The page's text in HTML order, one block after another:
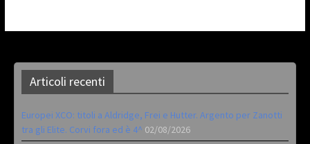
Articoli recenti
Europei XCO: titoli a Aldridge, Frei e Hutter. Argento per Zanotti
tra gli Elite. Corvi fora ed è 4^ 02/08/2026